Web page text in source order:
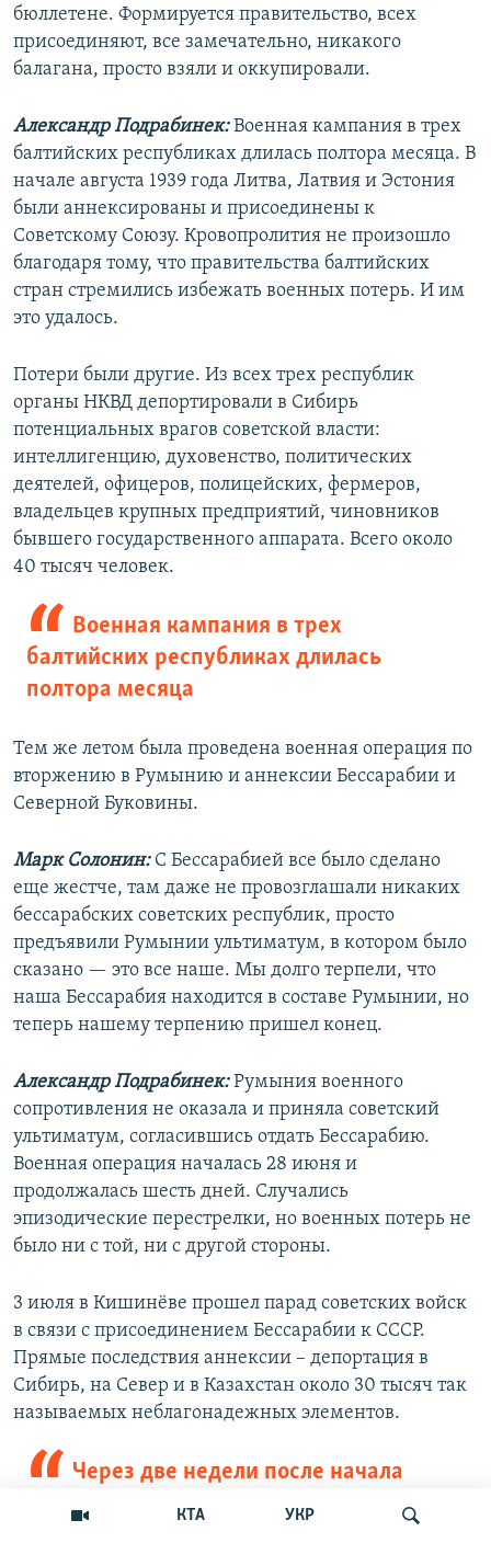
КТА УКР
бюллетене. Формируется правительство, всех
присоединяют, все замечательно, никакого
балагана, просто взяли и оккупировали.
Александр Подрабинек:Военная кампания в трех
балтийских республиках длилась полтора месяца. В
начале августа 1939 года Литва, Латвия и Эстония
были аннексированы и присоединены к
Советскому Союзу. Кровопролития не произошло
благодаря тому, что правительства балтийских
стран стремились избежать военных потерь. И им
это удалось.
Потери были другие. Из всех трех республик
органы НКВД депортировали в Сибирь
потенциальных врагов советской власти:
интеллигенцию, духовенство, политических
деятелей, офицеров, полицейских, фермеров,
владельцев крупных предприятий, чиновников
бывшего государственного аппарата. Всего около
40 тысяч человек.
Военная кампания в трех
балтийских республиках длилась
полтора месяца
Тем же летом была проведена военная операция по
вторжению в Румынию и аннексии Бессарабии и
Северной Буковины.
Марк Солонин: С Бессарабией все было сделано
еще жестче, там даже не провозглашали никаких
бессарабских советских республик, просто
предъявили Румынии ультиматум, в котором было
сказано — это все наше. Мы долго терпели, что
наша Бессарабия находится в составе Румынии, но
теперь нашему терпению пришел конец.
Александр Подрабинек:Румыния военного
сопротивления не оказала и приняла советский
ультиматум, согласившись отдать Бессарабию.
Военная операция началась 28 июня и
продолжалась шесть дней. Случались
эпизодические перестрелки, но военных потерь не
было ни с той, ни с другой стороны.
3 июля в Кишинёве прошел парад советских войск
в связи с присоединением Бессарабии к СССР.
Прямые последствия аннексии – депортация в
Сибирь, на Север и в Казахстан около 30 тысяч так
называемых неблагонадежных элементов.
Через две недели после начала
Второй мировой войны Советский Союз